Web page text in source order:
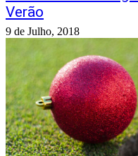
Verão
9 de Julho, 2018